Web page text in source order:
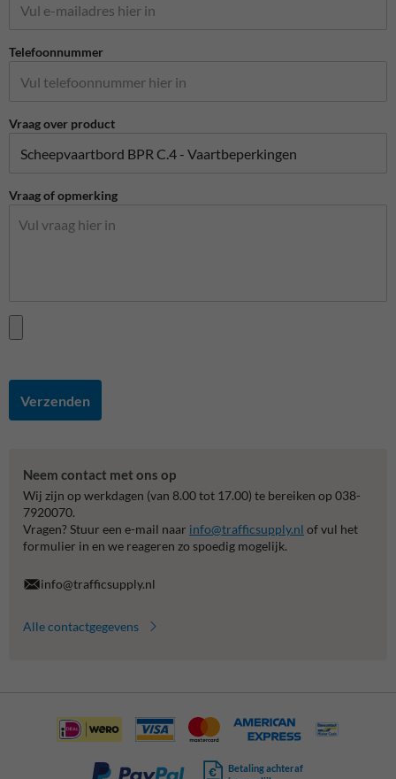
Telefoonnummer
Vraag over product
Vraag of opmerking
Verzenden
Neem contact met ons op
Wij zijn op werkdagen (van 8.00 tot 17.00) te bereiken op 038-
7920070.
Vragen? Stuur een e-mail naar info@trafficsupply.nl of vul het
formulier in en we reageren zo spoedig mogelijk.
info@trafficsupply.nl
Alle contactgegevens
Betaling achteraf